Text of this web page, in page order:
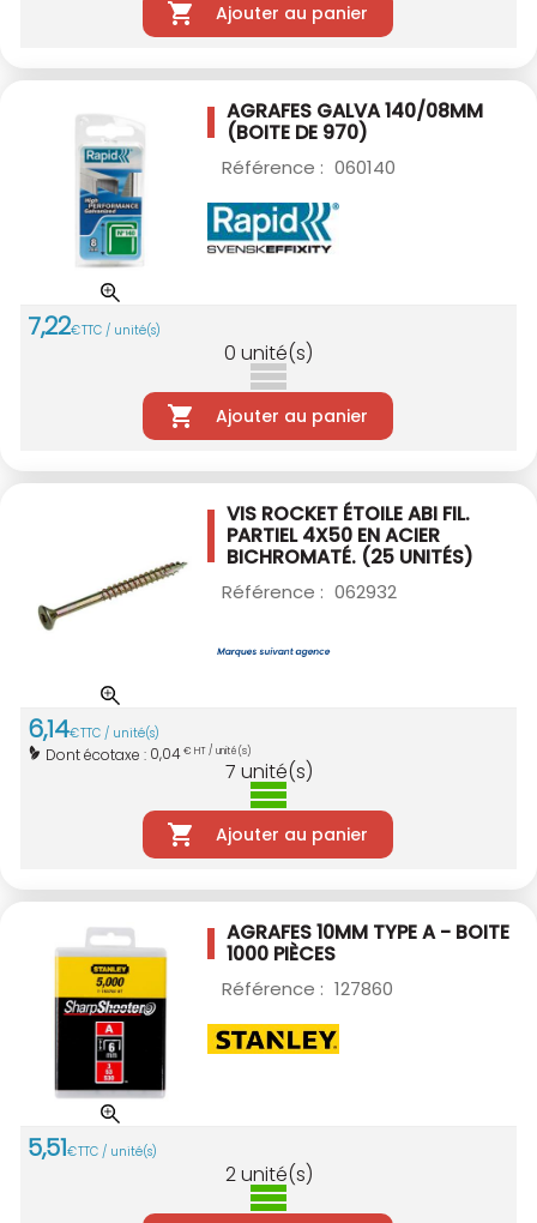
Ajouter au panier
AGRAFES GALVA 140/08MM
(BOITE DE 970)
Référence : 060140
7,22€TTC / unité(s)
0 unité(s)
Ajouter au panier
VIS ROCKET ÉTOILE ABI FIL.
PARTIEL 4X50 EN ACIER
BICHROMATÉ. (25 UNITÉS)
Référence : 062932
6,14€TTC / unité(s)
Dont écotaxe : 0,04€ HT / unité(s)
7 unité(s)
Ajouter au panier
AGRAFES 10MM TYPE A - BOITE
1000 PIÈCES
Référence : 127860
5,51€TTC / unité(s)
2unité(s)